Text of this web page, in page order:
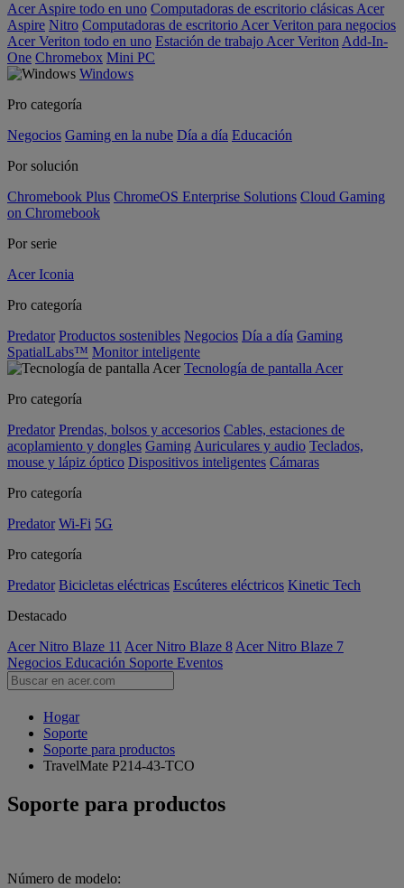
Acer Aspire todo en uno Computadoras de escritorio clásicas Acer
Aspire Nitro Computadoras de escritorio Acer Veriton para negocios
Acer Veriton todo en uno Estación de trabajo Acer Veriton Add-In-
One Chromebox Mini PC
Windows
Pro categoría
Negocios Gaming en la nube Día a día Educación
Por solución
Chromebook Plus ChromeOS Enterprise Solutions Cloud Gaming
on Chromebook
Por serie
Acer Iconia
Pro categoría
Predator Productos sostenibles Negocios Día a día Gaming
SpatialLabs™ Monitor inteligente
Tecnología de pantalla Acer
Pro categoría
Predator Prendas, bolsos y accesorios Cables, estaciones de
acoplamiento y dongles Gaming Auriculares y audio Teclados,
mouse y lápiz óptico Dispositivos inteligentes Cámaras
Pro categoría
Predator Wi-Fi 5G
Pro categoría
Predator Bicicletas eléctricas Escúteres eléctricos Kinetic Tech
Destacado
Acer Nitro Blaze 11 Acer Nitro Blaze 8 Acer Nitro Blaze 7
Negocios Educación Soporte Eventos
Hogar
Soporte
Soporte para productos
TravelMate P214-43-TCO
Soporte para productos
Número de modelo: